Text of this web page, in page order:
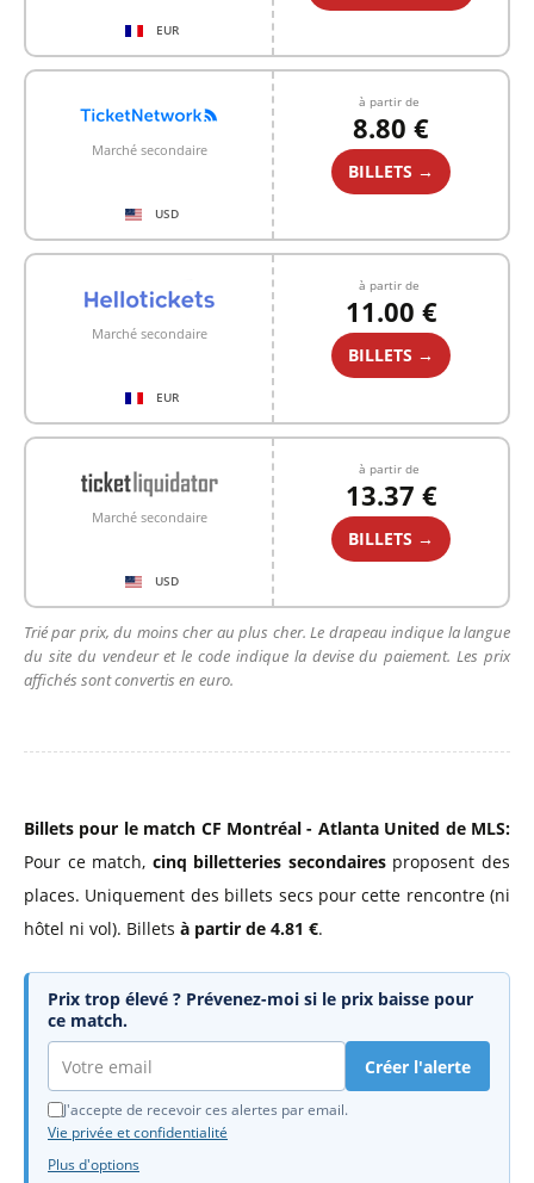
EUR
Marché secondaire
USD
à partir de
8.80 €
BILLETS →
Marché secondaire
EUR
à partir de
11.00 €
BILLETS →
Marché secondaire
USD
à partir de
13.37 €
BILLETS →
Trié par prix, du moins cher au plus cher. Le drapeau indique la langue
du site du vendeur et le code indique la devise du paiement. Les prix
affichés sont convertis en euro.
Billets pour le match CF Montréal - Atlanta United de MLS:
Pour ce match, cinq billetteries secondairesproposent des
places. Uniquement des billets secs pour cette rencontre (ni
hôtel ni vol). Billets à partir de 4.81 €.
Prix trop élevé ? Prévenez-moi si le prix baisse pour
ce match.
Créer l'alerte
J'accepte de recevoir ces alertes par email.
Vie privée et confidentialité
Plus d'options